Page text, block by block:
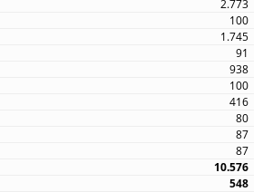
2.773
100
1.745
91
938
100
416
80
87
87
10.576
548